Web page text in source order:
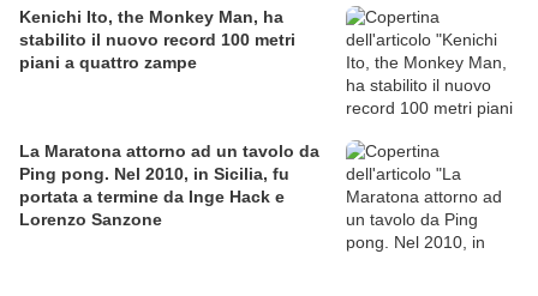
Kenichi Ito, the Monkey Man, ha
stabilito il nuovo record 100 metri
piani a quattro zampe
La Maratona attorno ad un tavolo da
Ping pong. Nel 2010, in Sicilia, fu
portata a termine da Inge Hack e
Lorenzo Sanzone